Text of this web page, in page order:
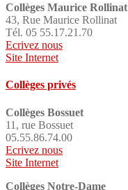
Collèges Maurice Rollinat
43, Rue Maurice Rollinat
Tél. 05 55.17.21.70
Ecrivez nous
Site Internet
Collèges privés
Collèges Bossuet
11, rue Bossuet
05.55.86.74.00
Ecrivez nous
Site Internet
Collèges Notre-Dame